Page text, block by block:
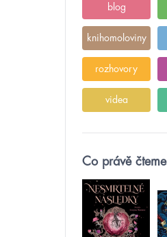
blog
knihomoloviny
rozhovory
videa
Co právě čteme